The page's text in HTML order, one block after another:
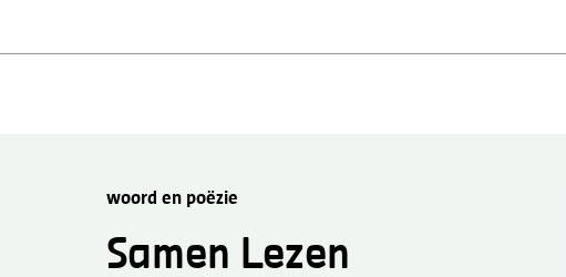
woord en poëzie
Samen Lezen